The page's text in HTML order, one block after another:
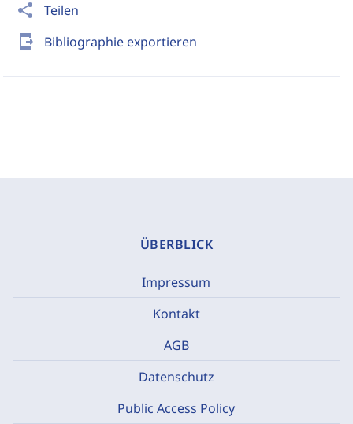
share Teilen
send_to_mobile Bibliographie exportieren
ÜBERBLICK
Impressum
Kontakt
AGB
Datenschutz
Public Access Policy